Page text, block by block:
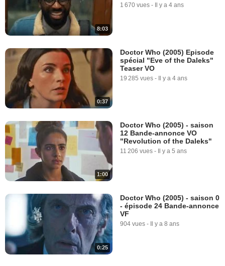
8:03
1 670 vues - Il y a 4 ans
0:37
Doctor Who (2005) Episode
spécial "Eve of the Daleks"
Teaser VO
19 285 vues - Il y a 4 ans
1:00
Doctor Who (2005) - saison
12 Bande-annonce VO
"Revolution of the Daleks"
11 206 vues - Il y a 5 ans
0:25
Doctor Who (2005) - saison 0
- épisode 24 Bande-annonce
VF
904 vues - Il y a 8 ans